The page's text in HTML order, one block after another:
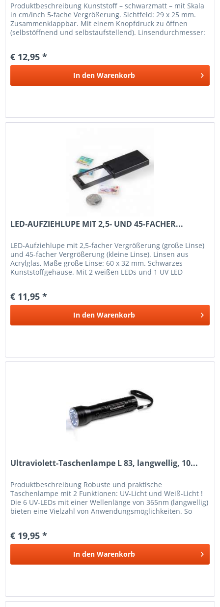
Produkt­beschreibung Kunststoff – schwarzmatt – mit Skala
in cm/inch 5-fache Vergrößerung. Sichtfeld: 29 x 25 mm.
Zusammenklappbar. Mit einem Knopfdruck zu öffnen
(selbstöffnend und selbstaufstellend). Linsendurchmesser:
€ 12,95 *
In den Warenkorb
LED-AUFZIEHLUPE MIT 2,5- UND 45-FACHER...
LED-Aufziehlupe mit 2,5-facher Vergrößerung (große Linse)
und 45-facher Vergrößerung (kleine Linse). Linsen aus
Acrylglas, Maße große Linse: 60 x 32 mm. Schwarzes
Kunststoffgehäuse. Mit 2 weißen LEDs und 1 UV LED
€ 11,95 *
In den Warenkorb
Ultraviolett-Taschenlampe L 83, langwellig, 10...
Produkt­beschreibung Robuste und praktische
Taschenlampe mit 2 Funktionen: UV-Licht und Weiß-Licht !
Die 6 UV-LEDs mit einer Wellenlänge von 365nm (langwellig)
bieten eine Vielzahl von Anwendungsmöglichkeiten. So
€ 19,95 *
In den Warenkorb